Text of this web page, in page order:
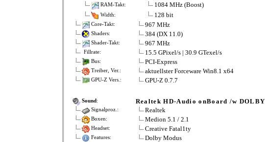
RAM-Takt: 1084 MHz (Boost)
Width: 128 bit
Core-Takt: 967 MHz
Shaders: 384 (DX 11.0)
Shader-Takt: 967 MHz
Fillrate: 15.5 GPixel/s | 30.9 GTexel/s
Bus: PCI-Express
Treiber, Ver.: aktuellster Forceware Win8.1 x64
GPU-Z Vers.: GPU-Z 0.7.7
Sound: Realtek HD-Audio onBoard /w DOLBY
Signalproz.: Realtek
Boxen: Medion 5.1 / 2.1
Headset: Creative Fatal1ty
Features: Dolby Modus